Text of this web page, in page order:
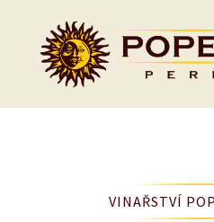
content
VINAŘSTVÍ